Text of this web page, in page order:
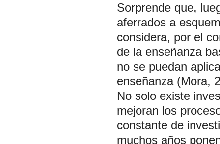
Sorprende que,
aferrados a
considera, por el
de la enseñanza
no se puedan
enseñanza (Mora,
No solo existe
mejoran los
constante de
muchos años